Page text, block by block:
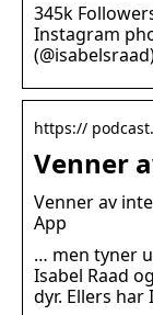
345k
Instagram
https://
Venner
Venner av
App
… men tyner
Isabel Raad
dyr. Ellers